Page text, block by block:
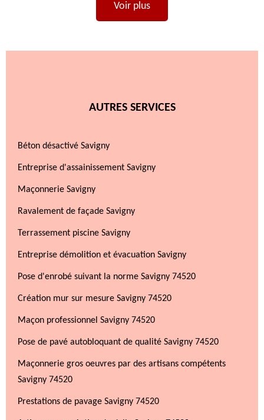
Voir plus
AUTRES SERVICES
Béton désactivé Savigny
Entreprise d'assainissement Savigny
Maçonnerie Savigny
Ravalement de façade Savigny
Terrassement piscine Savigny
Entreprise démolition et évacuation Savigny
Pose d'enrobé suivant la norme Savigny 74520
Création mur sur mesure Savigny 74520
Maçon professionnel Savigny 74520
Pose de pavé autobloquant de qualité Savigny 74520
Maçonnerie gros oeuvres par des artisans compétents
Savigny 74520
Prestations de pavage Savigny 74520